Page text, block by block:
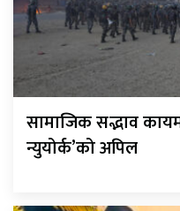
सामाजिक सद्भाव
न्युयोर्क’को अपिल